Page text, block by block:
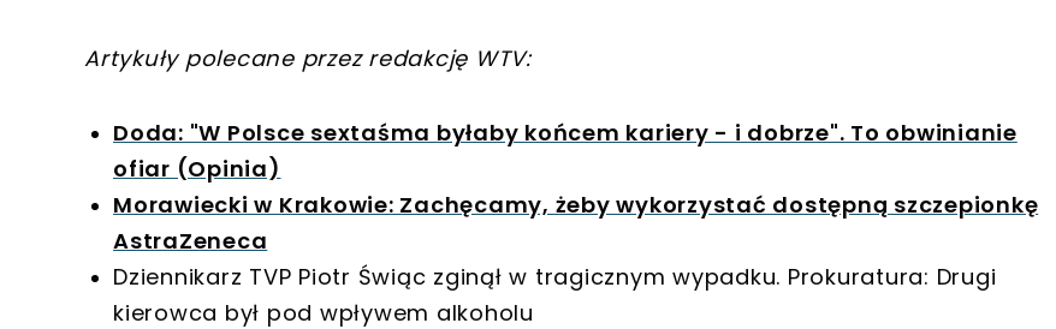
Artykuły polecane przez redakcję WTV:
Doda: "W Polsce sextaśma byłaby końcem kariery - i dobrze". To obwinianie
ofiar (Opinia)
Morawiecki w Krakowie: Zachęcamy, żeby wykorzystać dostępną szczepionkę
AstraZeneca
Dziennikarz TVP Piotr Świąc zginął w tragicznym wypadku. Prokuratura: Drugi
kierowca był pod wpływem alkoholu